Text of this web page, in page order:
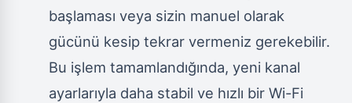
başlaması veya sizin manuel olarak
gücünü kesip tekrar vermeniz gerekebilir.
Bu işlem tamamlandığında, yeni kanal
ayarlarıyla daha stabil ve hızlı bir Wi-Fi